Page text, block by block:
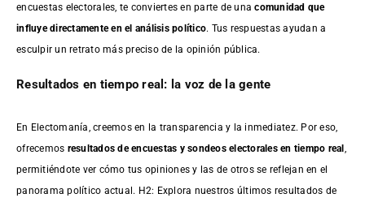
encuestas electorales, te conviertes en parte de unacomunidad que
influye directamente en el análisis político. Tus respuestas ayudan a
esculpir un retrato más preciso de la opinión pública.
Resultados en tiempo real: la voz de la gente
En Electomanía, creemos en la transparencia y la inmediatez. Por eso,
ofrecemos resultados deencuestas y sondeos electorales en tiempo real
permitiéndote ver cómo tus opiniones y las de otros se reflejan en el
panorama político actual. H2: Explora nuestros últimos resultados de